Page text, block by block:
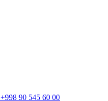
+998 90 545 60 00